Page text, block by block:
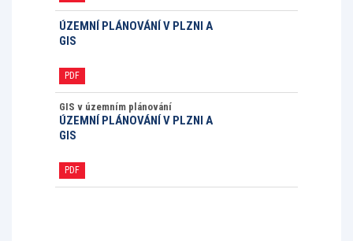
ÚZEMNÍ PLÁNOVÁNÍ V PLZNI A
GIS
PDF
GIS v územním plánování
ÚZEMNÍ PLÁNOVÁNÍ V PLZNI A
GIS
PDF